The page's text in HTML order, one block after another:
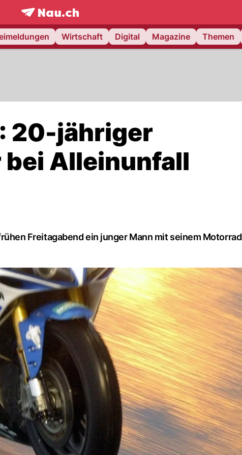
frontpage.NAU.ch
Wirtschaft Digital Magazine Themen
20-jähriger
Alleinunfall
Freitagabend ein junger Mann mit seinem